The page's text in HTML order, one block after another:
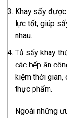
Khay sấy
lực tốt, giúp
nhau.
Tủ sấy khay
các bếp ăn
kiệm thời gian,
thực phẩm.
Ngoài những